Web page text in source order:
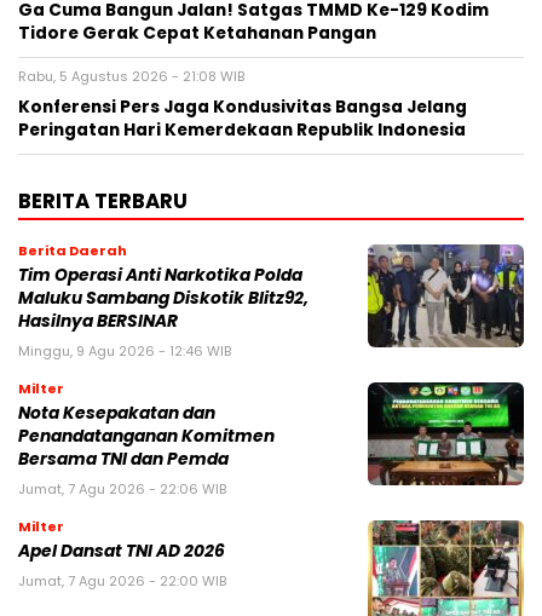
Ga Cuma Bangun Jalan! Satgas TMMD Ke-129 Kodim
Tidore Gerak Cepat Ketahanan Pangan
Rabu, 5 Agustus 2026 - 21:08 WIB
Konferensi Pers Jaga Kondusivitas Bangsa Jelang
Peringatan Hari Kemerdekaan Republik Indonesia
BERITA TERBARU
Berita Daerah
Tim Operasi Anti Narkotika Polda
Maluku Sambang Diskotik Blitz92,
Hasilnya BERSINAR
Minggu, 9 Agu 2026 - 12:46 WIB
Milter
Nota Kesepakatan dan
Penandatanganan Komitmen
Bersama TNI dan Pemda
Jumat, 7 Agu 2026 - 22:06 WIB
Milter
Apel Dansat TNI AD 2026
Jumat, 7 Agu 2026 - 22:00 WIB